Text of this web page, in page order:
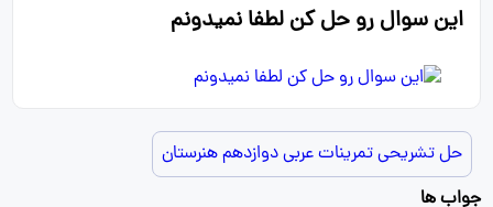
این سوال رو حل کن لطفا نمیدونم
حل تشریحی تمرینات عربی دوازدهم هنرستان
جواب ها